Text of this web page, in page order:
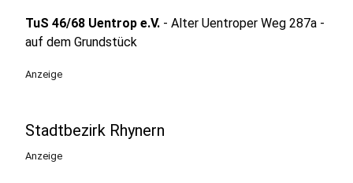
TuS 46/68 Uentrop e.V. - Alter Uentroper Weg 287a -
auf dem Grundstück
Anzeige
Stadtbezirk Rhynern
Anzeige